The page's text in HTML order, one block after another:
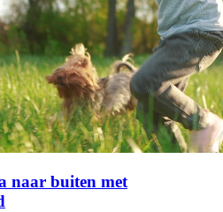
naar buiten met